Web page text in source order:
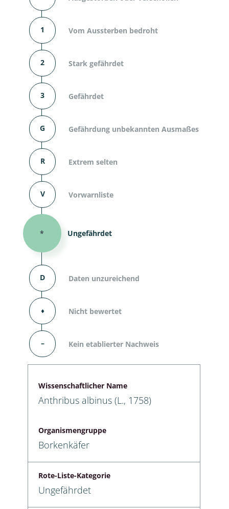
1 Vom Aussterben bedroht
2 Stark gefährdet
3 Gefährdet
G Gefährdung unbekannten Ausmaßes
R Extrem selten
V Vorwarnliste
* Ungefährdet
D Daten unzureichend
⬧ Nicht bewertet
– Kein etablierter Nachweis
Wissenschaftlicher Name
Anthribus albinus (L., 1758)
Organismengruppe
Borkenkäfer
Rote-Liste-Kategorie
Ungefährdet